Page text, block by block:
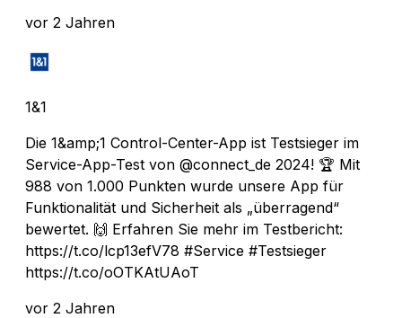
vor 2 Jahren
1&1
Die 1&amp;1 Control-Center-App ist Testsieger im
Service-App-Test von @connect_de 2024! 🏆 Mit
988 von 1.000 Punkten wurde unsere App für
Funktionalität und Sicherheit als „überragend“
bewertet. 🙌 Erfahren Sie mehr im Testbericht:
https://t.co/lcp13efV78 #Service #Testsieger
https://t.co/oOTKAtUAoT
vor 2 Jahren